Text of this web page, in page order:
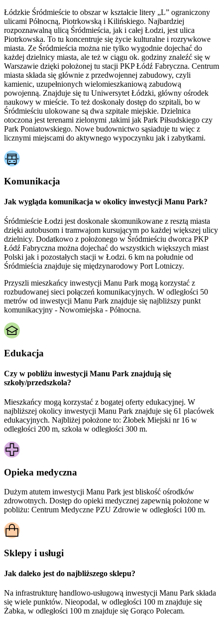
Łódzkie Śródmieście to obszar w kształcie litery „L” ograniczony
ulicami Północną, Piotrkowską i Kilińskiego. Najbardziej
rozpoznawalną ulicą Śródmieścia, jak i całej Łodzi, jest ulica
Piotrkowska. To tu koncentruje się życie kulturalne i rozrywkowe
miasta. Ze Śródmieścia można nie tylko wygodnie dojechać do
każdej dzielnicy miasta, ale też w ciągu ok. godziny znaleźć się w
Warszawie dzięki położonej tu stacji PKP Łódź Fabryczna. Centrum
miasta składa się głównie z przedwojennej zabudowy, czyli
kamienic, uzupełnionych wielomieszkaniową zabudową
powojenną. Znajduje się tu Uniwersytet Łódzki, główny ośrodek
naukowy w mieście. To też doskonały dostęp do szpitali, bo w
Śródmieściu ulokowane są dwa szpitale miejskie. Dzielnica
otoczona jest terenami zielonymi ,takimi jak Park Piłsudskiego czy
Park Poniatowskiego. Nowe budownictwo sąsiaduje tu więc z
licznymi miejscami do aktywnego wypoczynku jak i zabytkami.
Komunikacja
Jak wygląda komunikacja w okolicy inwestycji Manu Park?
Śródmieście Łodzi jest doskonale skomunikowane z resztą miasta
dzięki autobusom i tramwajom kursującym po każdej większej ulicy
dzielnicy. Dodatkowo z położonego w Śródmieściu dworca PKP
Łódź Fabryczna można dojechać do wszystkich większych miast
Polski jak i pozostałych stacji w Łodzi. 6 km na południe od
Śródmieścia znajduje się międzynarodowy Port Lotniczy.
Przyszli mieszkańcy inwestycji Manu Park mogą korzystać z
rozbudowanej sieci połączeń komunikacyjnych. W odległości 50
metrów od inwestycji Manu Park znajduje się najbliższy punkt
komunikacyjny - Nowomiejska - Północna.
Edukacja
Czy w pobliżu inwestycji Manu Park znajdują się
szkoły/przedszkola?
Mieszkańcy mogą korzystać z bogatej oferty edukacyjnej. W
najbliższej okolicy inwestycji Manu Park znajduje się 61 placówek
edukacyjnych. Najbliżej położone to: Żłobek Miejski nr 16 w
odległości 200 m, szkoła w odległości 300 m.
Opieka medyczna
Dużym atutem inwestycji Manu Park jest bliskość ośrodków
zdrowotnych. Dostęp do opieki medycznej zapewnią położone w
pobliżu: Centrum Medyczne PZU Zdrowie w odległości 100 m.
Sklepy i usługi
Jak daleko jest do najbliższego sklepu?
Na infrastrukturę handlowo-usługową inwestycji Manu Park składa
się wiele punktów. Nieopodal, w odległości 100 m znajduje się
Żabka, w odległości 100 m znajduje się Gorąco Polecam.